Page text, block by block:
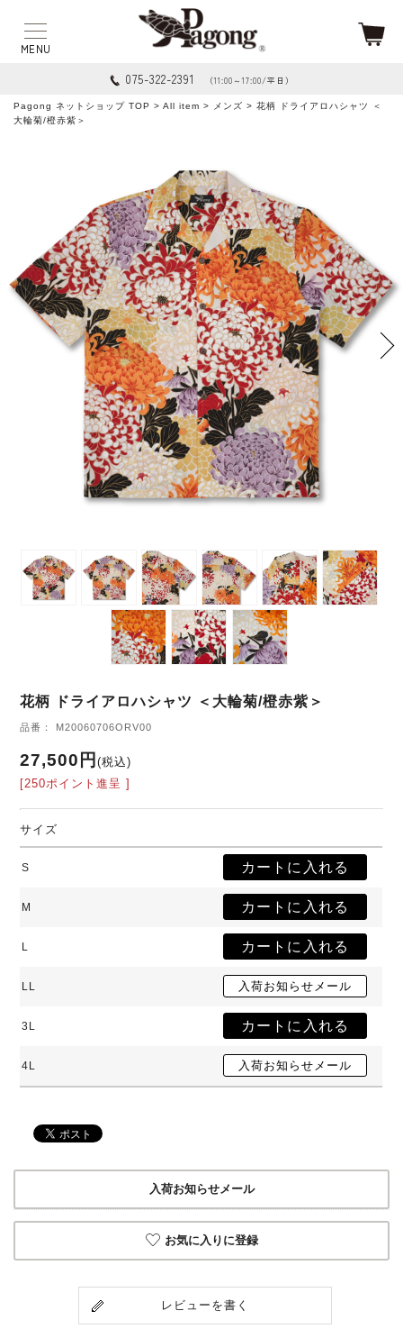
075-322-2391 （11:00～17:00/平日）
Pagong ネットショップ TOP > All item > メンズ > 花柄 ドライアロハシャツ ＜
大輪菊/橙赤紫＞
花柄 ドライアロハシャツ ＜大輪菊/橙赤紫＞
品番： M20060706ORV00
27,500円(税込)
[250ポイント進呈 ]
サイズ
S
M
L
LL
3L
4L
入荷お知らせメール
お気に入りに登録
レビューを書く